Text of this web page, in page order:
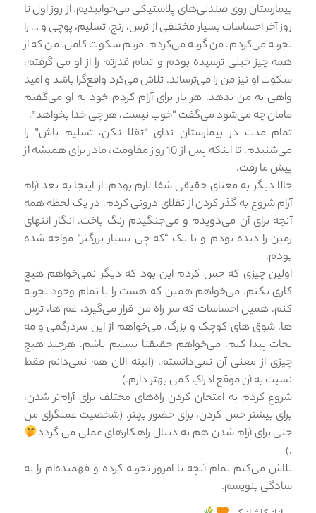
بیمارستان روی صندلی‌های پلاستیکی می‌خوابیدیم. از روز اول تا
روز آخر احساسات بسیار مختلفی از ترس، رنج، تسلیم، پوچی و … را
تجربه می‌کردم. من گریه می‌کردم. مریم سکوت کامل. من که از
همه چیز خیلی ترسیده بودم و تمام قدرتم را از او می گرفتم،
سکوت او نیز من را می‌ترساند. تلاش می‌کرد واقع‌گرا باشد و امید
واهی به من ندهد. هر بار برای آرام کردم خود به او می‌گفتم
مامان چه می‌شود می‌گفت “خوب نیست، هر چی خدا بخواهد”.
تمام مدت در بیمارستان ندای “تقلا نکن، تسلیم باش” را
می‌شنیدم. تا اینکه پس از 10 روز مقاومت، مادر برای همیشه از
پیش ما رفت.
حالا دیگر به معنای حقیقی شفا لازم بودم. از اینجا به بعد آرام
آرام شروع به گذر کردن از تقلای درونی کردم. در یک لحظه همه
آنچه برای آن می‌دویدم و می‌جنگیدم رنگ باخت. انگار انتهای
زمین را دیده بودم و با یک “که چی بسیار بزرگتر” مواجه شده
بودم.
اولین چیزی که حس کردم این بود که دیگر نمی‌خواهم هیچ
کاری بکنم. می‌خواهم همین که هست را با تمام وجود تجربه
کنم. همین احساسات که سر راه من قرار می‌گیرد، غم ها، ترس
ها، شوق های کوچک و بزرگ. می‌خواهم از این سردرگمی و مه
نجات پیدا کنم. می‌خواهم حقیقتا تسلیم باشم. هرچند هیچ
چیزی از معنی آن نمی‌دانستم. (البته الان هم نمی‌دانم فقط
نسبت به آن موقع ادراکِ کمی بهتر دارم.)
شروع کردم به امتحان کردن راه‌های مختلف برای آرام‌تر شدن،
برای بیشتر حس کردن، برای حضور بهتر. (شخصیت عملگرای من
حتی برای آرام شدن هم به دنبال راهکارهای عملی می گردد
.)
تلاش می‌کنم تمام آنچه تا امروز تجربه کرده و فهمیده‌ام را به
سادگی بنویسم.